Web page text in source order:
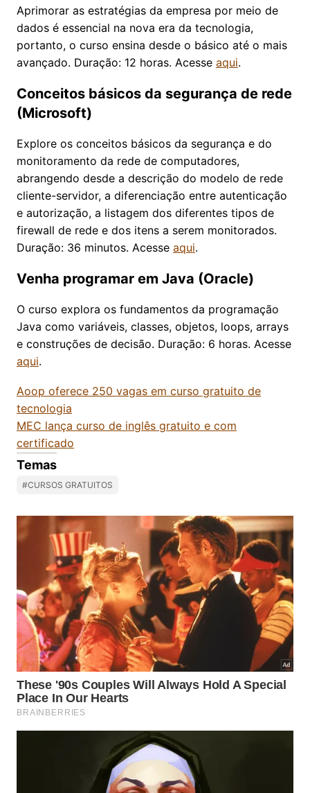
Aprimorar as estratégias da empresa por meio de
dados é essencial na nova era da tecnologia,
portanto, o curso ensina desde o básico até o mais
avançado. Duração: 12 horas. Acesse aqui.
Conceitos básicos da segurança de rede
(Microsoft)
Explore os conceitos básicos da segurança e do
monitoramento da rede de computadores,
abrangendo desde a descrição do modelo de rede
cliente-servidor, a diferenciação entre autenticação
e autorização, a listagem dos diferentes tipos de
firewall de rede e dos itens a serem monitorados.
Duração: 36 minutos. Acesse aqui.
Venha programar em Java (Oracle)
O curso explora os fundamentos da programação
Java como variáveis, classes, objetos, loops, arrays
e construções de decisão. Duração: 6 horas. Acesse
aqui.
Aoop oferece 250 vagas em curso gratuito de
tecnologia
MEC lança curso de inglês gratuito e com
certificado
Temas
#CURSOS GRATUITOS